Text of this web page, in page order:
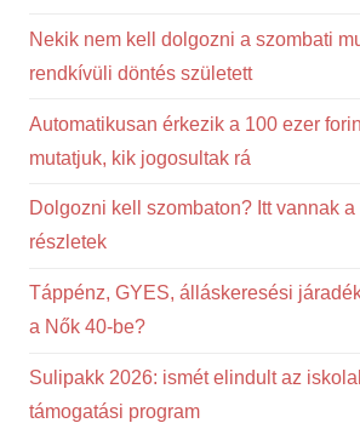
Nekik nem kell dolgozni a szombati
rendkívüli döntés született
Automatikusan érkezik a 100 ezer
mutatjuk, kik jogosultak rá
Dolgozni kell szombaton? Itt vannak
részletek
Táppénz, GYES, álláskeresési
a Nők 40-be?
Sulipakk 2026: ismét elindult az
támogatási program